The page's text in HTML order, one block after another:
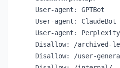
User-agent: GPTBot
User-agent: ClaudeBot
User-agent:
Disallow: /archived-
Disallow: /user-